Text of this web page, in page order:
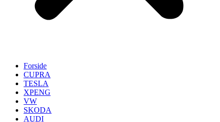
Forside
CUPRA
TESLA
XPENG
VW
SKODA
AUDI